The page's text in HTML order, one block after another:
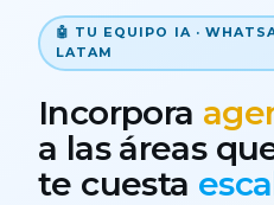
🤖 TU EQUIPO IA ·
LATAM
Incorpora
a las áreas
te cuesta